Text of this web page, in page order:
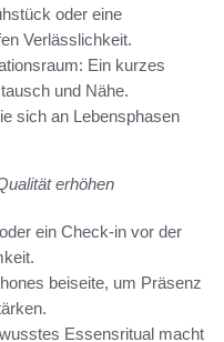
oder eine
Verlässlichkeit.
Ein kurzes
und Nähe.
sich an Lebensphasen
erhöhen
ein Check-in vor der
beiseite, um Präsenz
Essensritual macht